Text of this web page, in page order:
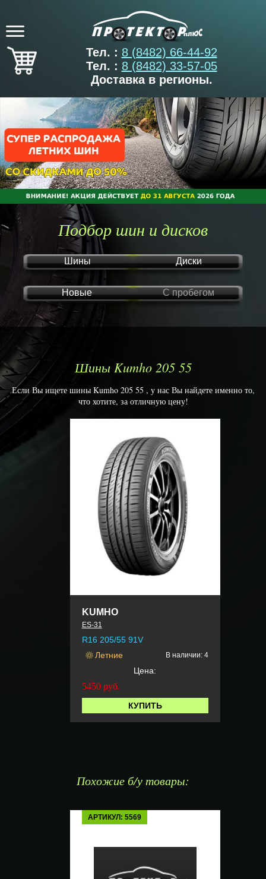
Тел. : 8 (8482) 66-44-92
Тел. : 8 (8482) 33-57-05
Доставка в регионы.
Подбор шин и дисков
Шины Диски
Новые С пробегом
Шины Kumho 205 55
Если Вы ищете шины Kumho 205 55 , у нас Вы найдете именно то,
что хотите, за отличную цену!
KUMHO
ES-31
R16 205/55 91V
Летние
В наличии: 4
Цена:
5450 руб.
КУПИТЬ
Похожие б/у товары:
АРТИКУЛ: 5569